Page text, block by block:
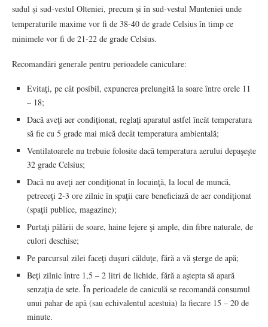
sudul și sud-vestul Olteniei, precum și în sud-vestul Munteniei unde
temperaturile maxime vor fi de 38-40 de grade Celsius în timp ce
minimele vor fi de 21-22 de grade Celsius.
Recomandări generale pentru perioadele caniculare:
Evitaţi, pe cât posibil, expunerea prelungită la soare între orele 11
– 18;
Dacă aveţi aer condiţionat, reglaţi aparatul astfel încât temperatura
să fie cu 5 grade mai mică decât temperatura ambientală;
Ventilatoarele nu trebuie folosite dacă temperatura aerului depaşeşte
32 grade Celsius;
Dacă nu aveţi aer condiţionat în locuinţă, la locul de muncă,
petreceţi 2-3 ore zilnic în spaţii care beneficiază de aer condiţionat
(spaţii publice, magazine);
Purtaţi pălării de soare, haine lejere şi ample, din fibre naturale, de
culori deschise;
Pe parcursul zilei faceţi duşuri călduţe, fără a vă şterge de apă;
Beţi zilnic între 1,5 – 2 litri de lichide, fără a aştepta să apară
senzaţia de sete. În perioadele de caniculă se recomandă consumul
unui pahar de apă (sau echivalentul acestuia) la fiecare 15 – 20 de
minute.